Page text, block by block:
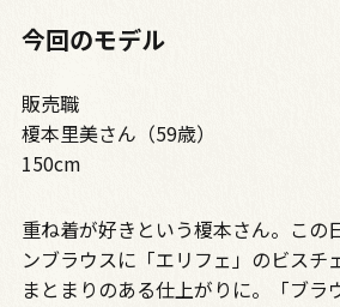
今回のモデル
販売職
榎本里美さん（59歳）
150cm
重ね着が好きという榎本さん。この
ンブラウスに「エリフェ」のビスチ
まとまりのある仕上がりに。「ブラ